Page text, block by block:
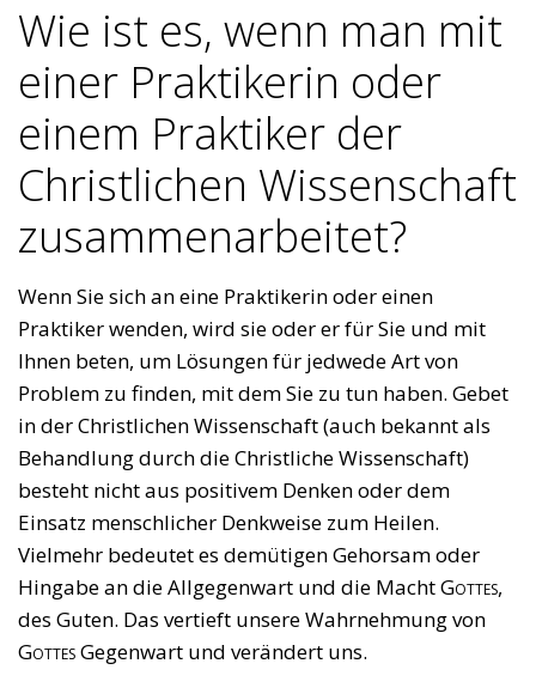
Wie ist es, wenn man mit
einer Praktikerin oder
einem Praktiker der
Christlichen Wissenschaft
zusammenarbeitet?
Wenn Sie sich an eine Praktikerin oder einen
Praktiker wenden, wird sie oder er für Sie und mit
Ihnen beten, um Lösungen für jedwede Art von
Problem zu finden, mit dem Sie zu tun haben. Gebet
in der Christlichen Wissenschaft (auch bekannt als
Behandlung durch die Christliche Wissenschaft)
besteht nicht aus positivem Denken oder dem
Einsatz menschlicher Denkweise zum Heilen.
Vielmehr bedeutet es demütigen Gehorsam oder
Hingabe an die Allgegenwart und die MachtGottes,
des Guten. Das vertieft unsere Wahrnehmung von
GottesGegenwart und verändert uns.